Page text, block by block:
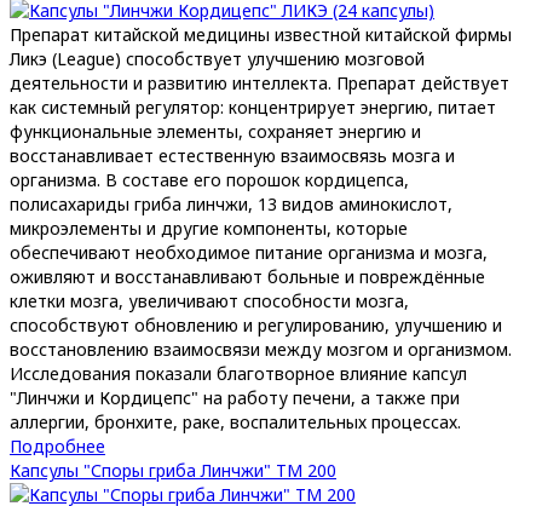
Препарат китайской медицины известной китайской фирмы
Ликэ (League) способствует улучшению мозговой
деятельности и развитию интеллекта. Препарат действует
как системный регулятор: концентрирует энергию, питает
функциональные элементы, сохраняет энергию и
восстанавливает естественную взаимосвязь мозга и
организма. В составе его порошок кордицепса,
полисахариды гриба линчжи, 13 видов аминокислот,
микроэлементы и другие компоненты, которые
обеспечивают необходимое питание организма и мозга,
оживляют и восстанавливают больные и повреждённые
клетки мозга, увеличивают способности мозга,
способствуют обновлению и регулированию, улучшению и
восстановлению взаимосвязи между мозгом и организмом.
Исследования показали благотворное влияние капсул
"Линчжи и Кордицепс" на работу печени, а также при
аллергии, бронхите, раке, воспалительных процессах.
Подробнее
Капсулы "Споры гриба Линчжи" ТМ 200